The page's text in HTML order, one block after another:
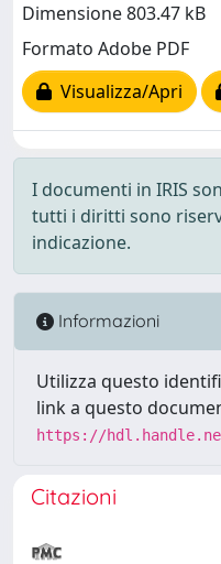
Dimensione 803.47 kB
Formato Adobe PDF
Visualizza/Apri
I documenti in IRIS
tutti i diritti sono
indicazione.
Informazioni
Utilizza questo
link a questo
https://
Citazioni